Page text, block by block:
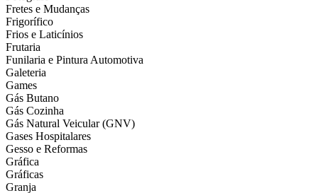
Fretes e Mudanças
Frigorífico
Frios e Laticínios
Frutaria
Funilaria e Pintura Automotiva
Galeteria
Games
Gás Butano
Gás Cozinha
Gás Natural Veicular (GNV)
Gases Hospitalares
Gesso e Reformas
Gráfica
Gráficas
Granja